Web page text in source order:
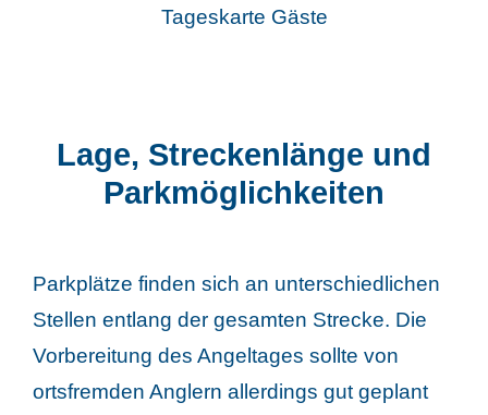
Tageskarte Gäste
Lage, Streckenlänge und
Parkmöglichkeiten
Parkplätze finden sich an unterschiedlichen
Stellen entlang der gesamten Strecke. Die
Vorbereitung des Angeltages sollte von
ortsfremden Anglern allerdings gut geplant